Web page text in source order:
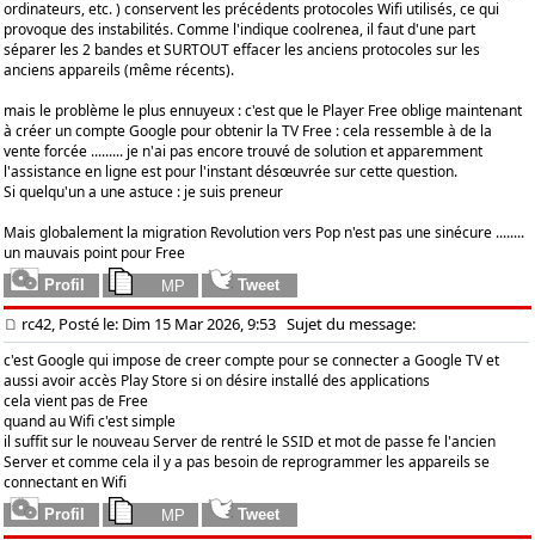
ordinateurs, etc. ) conservent les précédents protocoles Wifi utilisés, ce qui
provoque des instabilités. Comme l'indique coolrenea, il faut d'une part
séparer les 2 bandes et SURTOUT effacer les anciens protocoles sur les
anciens appareils (même récents).
mais le problème le plus ennuyeux : c'est que le Player Free oblige maintenant
à créer un compte Google pour obtenir la TV Free : cela ressemble à de la
vente forcée ......... je n'ai pas encore trouvé de solution et apparemment
l'assistance en ligne est pour l'instant désœuvrée sur cette question.
Si quelqu'un a une astuce : je suis preneur
Mais globalement la migration Revolution vers Pop n'est pas une sinécure ........
un mauvais point pour Free
rc42, Posté le: Dim 15 Mar 2026, 9:53 Sujet du message:
c'est Google qui impose de creer compte pour se connecter a Google TV et
aussi avoir accès Play Store si on désire installé des applications
cela vient pas de Free
quand au Wifi c'est simple
il suffit sur le nouveau Server de rentré le SSID et mot de passe fe l'ancien
Server et comme cela il y a pas besoin de reprogrammer les appareils se
connectant en Wifi